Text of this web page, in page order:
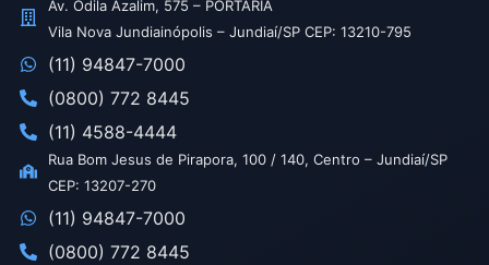
Av. Odila Azalim, 575 – PORTARIA
Vila Nova Jundiainópolis – Jundiaí/SP CEP: 13210-795
(11) 94847-7000
(0800) 772 8445
(11) 4588-4444
Rua Bom Jesus de Pirapora, 100 / 140, Centro – Jundiaí/SP
CEP: 13207-270
(11) 94847-7000
(0800) 772 8445